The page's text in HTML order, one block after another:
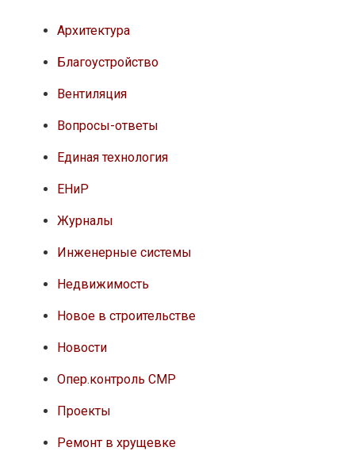
Архитектура
Благоустройство
Вентиляция
Вопросы-ответы
Единая технология
ЕНиР
Журналы
Инженерные системы
Недвижимость
Новое в строительстве
Новости
Опер.контроль СМР
Проекты
Ремонт в хрущевке